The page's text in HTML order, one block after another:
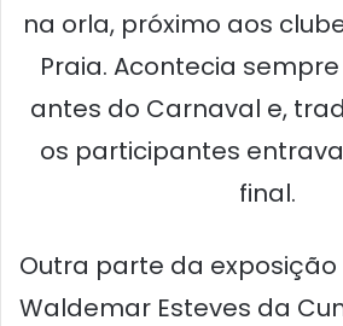
na orla, próximo aos
Praia. Acontecia
antes do Carnaval e,
os participantes
final.
Outra parte da
Waldemar Esteves da